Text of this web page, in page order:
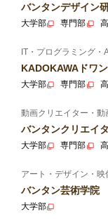
バンタンデザイン
大学部 専門部
IT・プログラミング・
KADOKAWAドワ
大学部 専門部
動画クリエイター・
バンタンクリエイ
大学部 専門部
アート・デザイン・映
バンタン芸術学院
大学部